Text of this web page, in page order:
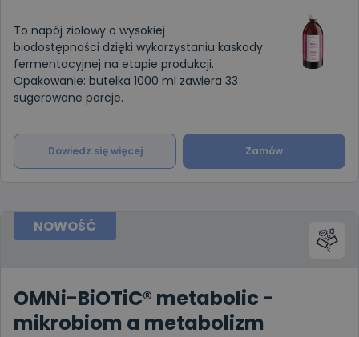
To napój ziołowy o wysokiej
biodostępności dzięki wykorzystaniu kaskady
fermentacyjnej na etapie produkcji.
Opakowanie: butelka 1000 ml zawiera 33
sugerowane porcje.
Dowiedz się więcej Zamów
NOWOŚĆ
OMNi-BiOTiC® metabolic -
mikrobiom a metabolizm